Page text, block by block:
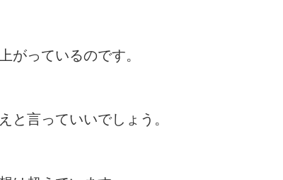
がっているのです。
と言っていいでしょう。